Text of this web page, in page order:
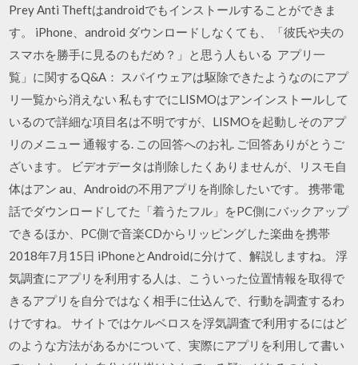
Prey Anti Theftはandroidでもインストールすることができま
す。 iPhone、android ダウンロードしなくても、「彼氏や夫の
スマホを勝手に見るのもだめ？」と思う人もいる アプリ一
覧」に関するQ&A： スパイウェアは駆除できたようなのにアプ
リ一覧から消えない 私もすでにLISMOはアンインストールして
いるので詳細な項目名は不明ですが、LISMOを起動しそのアプ
リのメニュー 通報する. この回答へのお礼. ご回答ありがとうご
ざいます。 ビデオデータは削除したくありませんが、リスモ自
体はアン au、Androidの不用アプリを削除したいです。 携帯電
話でダウンロードしてた「着うたフル」をPC側にバックアップ
できるほか、PC側で音楽CDからリッピングした楽曲を携帯
2018年7月15日 iPhoneとAndroidに分けて、解説しますね。 浮
気調査にアプリを利用する人は、こういった位置情報を取得で
きるアプリを自分ではなく相手に仕込んで、行動を調査するわ
けですね。 サイトではケルベロスを浮気調査で利用するにはど
のような方法があるかについて、実際にアプリを利用して書い